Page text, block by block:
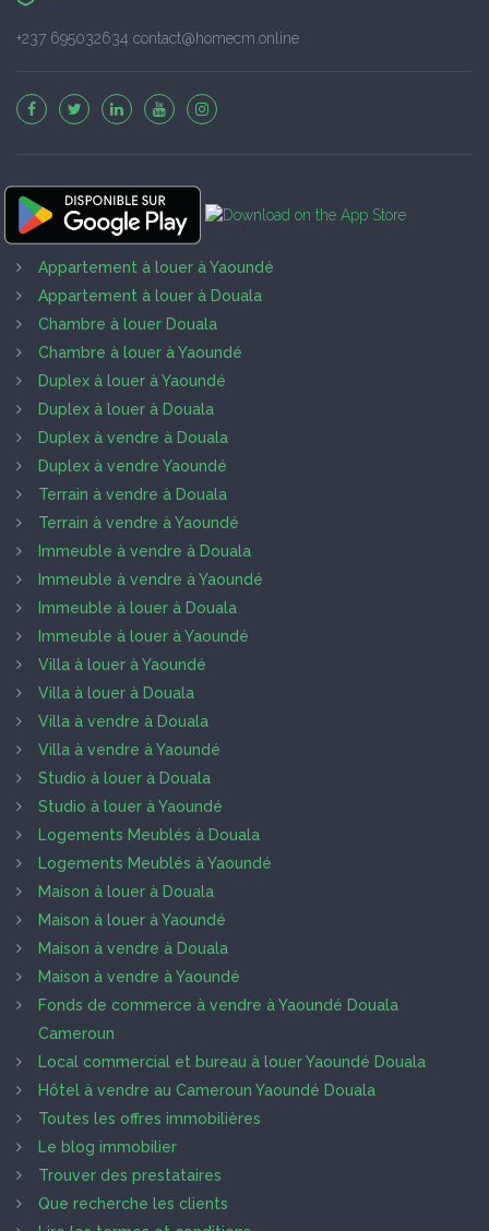
+237 695032634 contact@homecm.online
Appartement à louer à Yaoundé
Appartement à louer à Douala
Chambre à louer Douala
Chambre à louer à Yaoundé
Duplex à louer à Yaoundé
Duplex à louer à Douala
Duplex à vendre à Douala
Duplex à vendre Yaoundé
Terrain à vendre à Douala
Terrain à vendre à Yaoundé
Immeuble à vendre à Douala
Immeuble à vendre à Yaoundé
Immeuble à louer à Douala
Immeuble à louer à Yaoundé
Villa à louer à Yaoundé
Villa à louer à Douala
Villa à vendre à Douala
Villa à vendre à Yaoundé
Studio à louer à Douala
Studio à louer à Yaoundé
Logements Meublés à Douala
Logements Meublés à Yaoundé
Maison à louer à Douala
Maison à louer à Yaoundé
Maison à vendre à Douala
Maison à vendre à Yaoundé
Fonds de commerce à vendre à Yaoundé Douala
Cameroun
Local commercial et bureau à louer Yaoundé Douala
Hôtel à vendre au Cameroun Yaoundé Douala
Toutes les offres immobilières
Le blog immobilier
Trouver des prestataires
Que recherche les clients